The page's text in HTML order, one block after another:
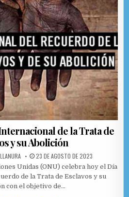
o
o
k
n
ti
r
de la Trata de
y su Abolición
PUBLISHED DATE:
23 DE AGOSTO DE 2023
Unidas (ONU) celebra hoy el Día
de la Trata de Esclavos y su
con el objetivo de…